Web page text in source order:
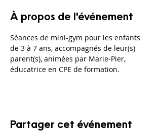
À propos de l'événement
Séances de mini-gym pour les enfants
de 3 à 7 ans, accompagnés de leur(s)
parent(s), animées par Marie-Pier,
éducatrice en CPE de formation.
Partager cet événement